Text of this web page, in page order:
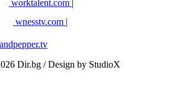
worktalent.com |
wnesstv.com |
Dir.bg / Design by StudioX